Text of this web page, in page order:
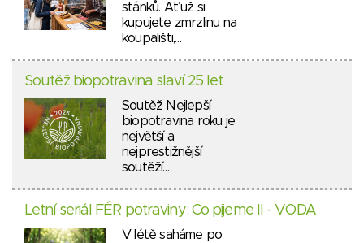
stánků. Ať už si
kupujete zmrzlinu na
koupališti,…
Soutěž biopotravina slaví 25 let
Soutěž Nejlepší
biopotravina roku je
největší a
nejprestižnější
soutěží…
Letní seriál FÉR potraviny: Co pijeme II - VODA
V létě saháme po